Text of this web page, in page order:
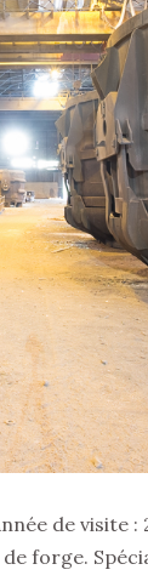
de visite :
forge.